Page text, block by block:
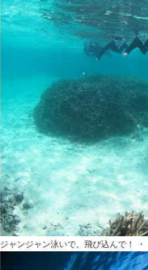
ジャンジャン泳いで、飛び込んで！ ・